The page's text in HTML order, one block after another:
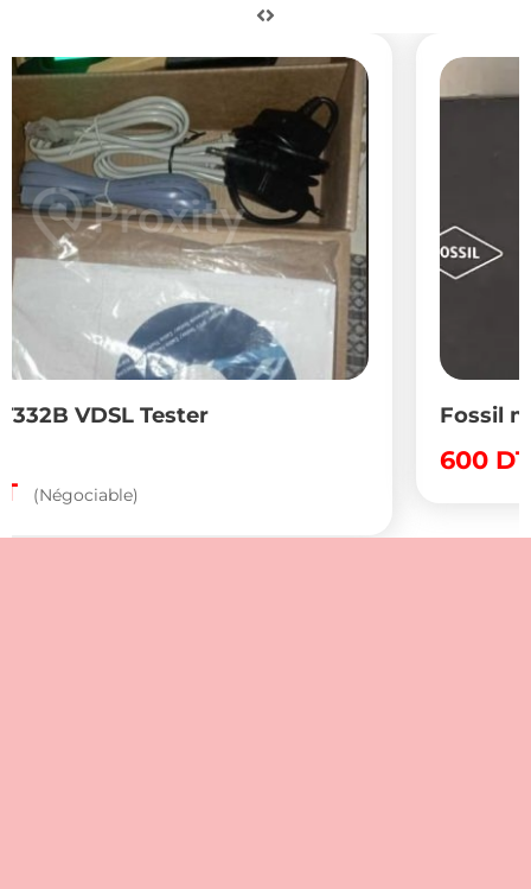
Fossil man